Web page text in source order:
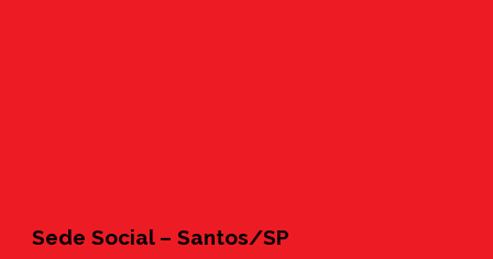
Sede Social – Santos/SP